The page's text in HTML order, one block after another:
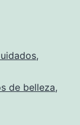
,
de belleza,